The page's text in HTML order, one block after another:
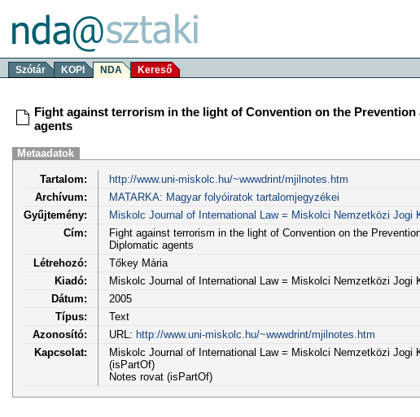
Szótár KOPI NDA Kereső
Fight against terrorism in the light of Convention on the
agents
Metaadatok
Tartalom:
http://www.uni-miskolc.hu/~wwwdrint/mjilnotes.htm
Archívum:
MATARKA: Magyar folyóiratok tartalomjegyzékei
Gyűjtemény:
Miskolc Journal of International Law = Miskolci Nemzetközi Jogi
Cím:
Fight against terrorism in the light of Convention on the
Diplomatic agents
Létrehozó:
Tőkey Mária
Kiadó:
Miskolc Journal of International Law = Miskolci Nemzetközi Jogi
Dátum:
2005
Típus:
Text
Azonosító:
URL: http://www.uni-miskolc.hu/~wwwdrint/mjilnotes.htm
Kapcsolat:
Miskolc Journal of International Law = Miskolci Nemzetközi Jogi
(isPartOf)
Notes rovat (isPartOf)